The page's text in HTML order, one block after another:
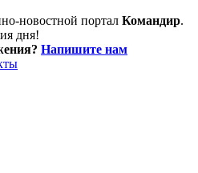
новостной портал Командир.
дня!
Напишите нам